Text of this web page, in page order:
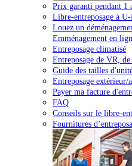
Prix garanti pendant 1
Libre-entreposage à U-
Louez un
Emménagement en
Entreposage climatisé
Entreposage de VR,
Guide des tailles
Entreposage extérieur/
Payer ma facture
FAQ
Conseils sur le libre-
Fournitures